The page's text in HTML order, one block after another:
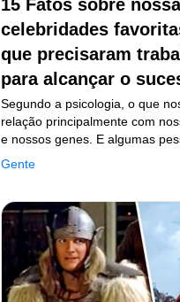
15 Fatos sobre
celebridades
que precisaram
para alcançar o
Gente
Segundo a psicologia, o que
relação principalmente com
e nossos genes. E algumas
grande na loteria genética,
incondicional de suas famílias.